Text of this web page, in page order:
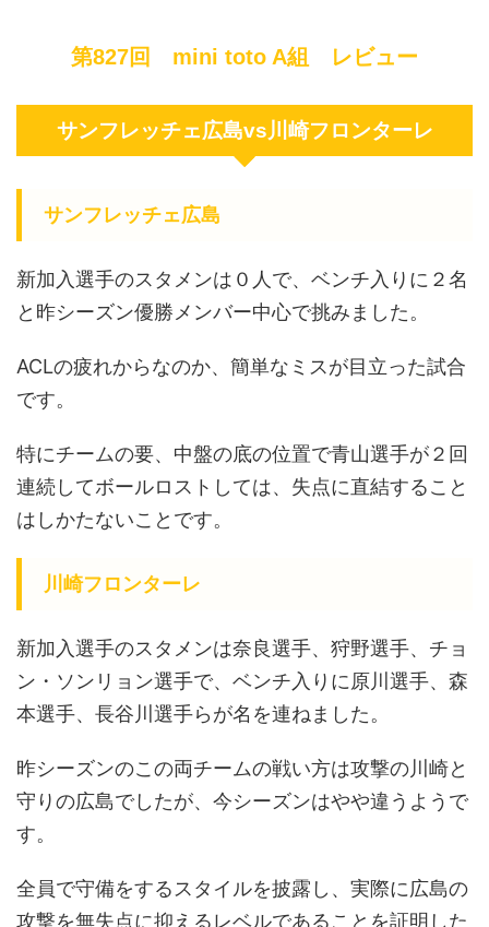
第827回 mini toto A組 レビュー
サンフレッチェ広島vs川崎フロンターレ
サンフレッチェ広島
新加入選手のスタメンは０人で、ベンチ入りに２名
と昨シーズン優勝メンバー中心で挑みました。
ACLの疲れからなのか、簡単なミスが目立った試合
です。
特にチームの要、中盤の底の位置で青山選手が２回
連続してボールロストしては、失点に直結すること
はしかたないことです。
川崎フロンターレ
新加入選手のスタメンは奈良選手、狩野選手、チョ
ン・ソンリョン選手で、ベンチ入りに原川選手、森
本選手、長谷川選手らが名を連ねました。
昨シーズンのこの両チームの戦い方は攻撃の川崎と
守りの広島でしたが、今シーズンはやや違うようで
す。
全員で守備をするスタイルを披露し、実際に広島の
攻撃を無失点に抑えるレベルであることを証明した